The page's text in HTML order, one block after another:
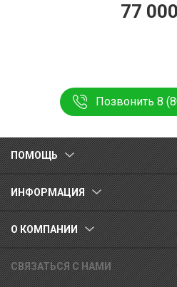
77 000
Позвонить 8
ПОМОЩЬ
ИНФОРМАЦИЯ
О КОМПАНИИ
СВЯЗАТЬСЯ С НАМИ